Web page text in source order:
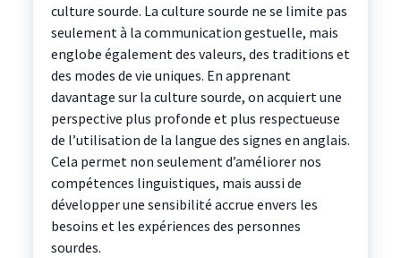
culture sourde. La culture sourde ne se limite pas
seulement à la communication gestuelle, mais
englobe également des valeurs, des traditions et
des modes de vie uniques. En apprenant
davantage sur la culture sourde, on acquiert une
perspective plus profonde et plus respectueuse
de l’utilisation de la langue des signes en anglais.
Cela permet non seulement d’améliorer nos
compétences linguistiques, mais aussi de
développer une sensibilité accrue envers les
besoins et les expériences des personnes
sourdes.